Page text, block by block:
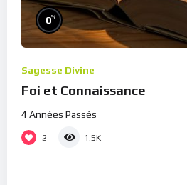
0%
Sagesse Divine
Foi et Connaissance
4 Années Passés
2 1.5K